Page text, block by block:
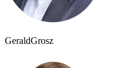
GeraldGrosz